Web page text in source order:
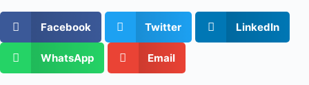
Facebook Twitter LinkedIn
WhatsApp Email